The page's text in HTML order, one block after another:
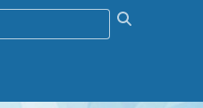
recherche